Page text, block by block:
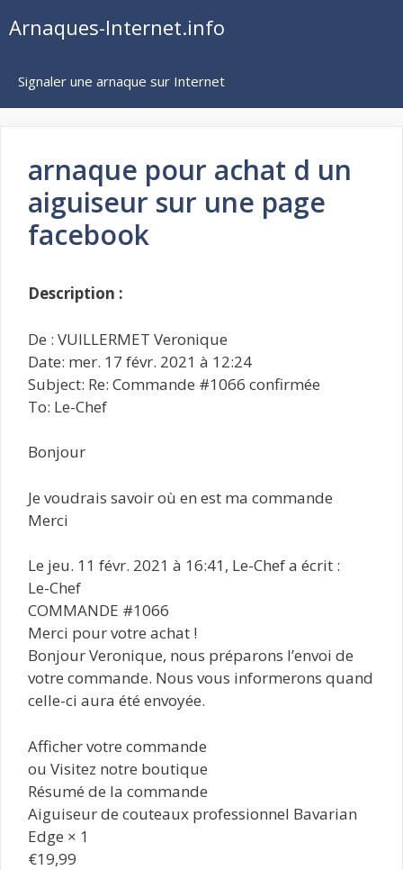
auArnaques-Internet.info
Signaler une arnaque sur Internet
arnaque pour achat d un
aiguiseur sur une page
facebook
Description :
De : VUILLERMET Veronique
Date: mer. 17 févr. 2021 à 12:24
Subject: Re: Commande #1066 confirmée
To: Le-Chef
Bonjour
Je voudrais savoir où en est ma commande
Merci
Le jeu. 11 févr. 2021 à 16:41, Le-Chef a écrit :
Le-Chef
COMMANDE #1066
Merci pour votre achat !
Bonjour Veronique, nous préparons l’envoi de
votre commande. Nous vous informerons quand
celle-ci aura été envoyée.
Afficher votre commande
ou Visitez notre boutique
Résumé de la commande
Aiguiseur de couteaux professionnel Bavarian
Edge × 1
€19,99